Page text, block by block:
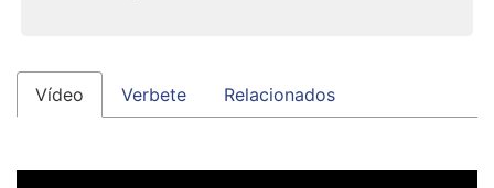
Vídeo Verbete Relacionados